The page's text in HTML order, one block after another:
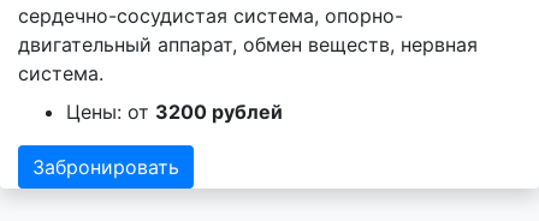
сердечно-сосудистая система, опорно-
двигательный аппарат, обмен веществ, нервная
система.
Цены: от 3200 рублей
Забронировать